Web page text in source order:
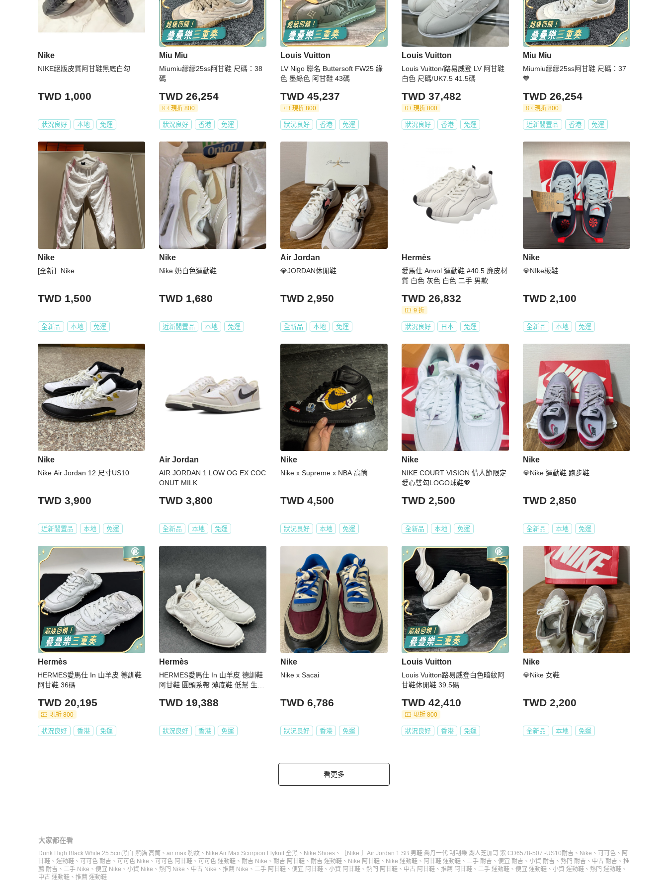
Nike
NIKE絕版皮質阿甘鞋黑底白勾
TWD 1,000
狀況良好 本地 免運
Miu Miu
Miumiu繆繆25ss阿甘鞋 尺碼：38
碼
TWD 26,254
現折 800
狀況良好 香港 免運
Louis Vuitton
LV Nigo 聯名 Buttersoft FW25 綠
色 墨綠色 阿甘鞋 43碼
TWD 45,237
現折 800
狀況良好 香港 免運
Louis Vuitton
Louis Vuitton/路易威登 LV 阿甘鞋
白色 尺碼/UK7.5 41.5碼
TWD 37,482
現折 800
狀況良好 香港 免運
Miu Miu
Miumiu繆繆25ss阿甘鞋 尺碼：37
🧡
TWD 26,254
現折 800
近新閒置品 香港 免運
Nike
[全新］Nike
TWD 1,500
全新品 本地 免運
Nike
Nike 奶白色運動鞋
TWD 1,680
近新閒置品 本地 免運
Air Jordan
💎JORDAN休閒鞋
TWD 2,950
全新品 本地 免運
Hermès
愛馬仕 Anvol 運動鞋 #40.5 麂皮材
質 白色 灰色 白色 二手 男款
TWD 26,832
9 折
狀況良好 日本 免運
Nike
💎NIke板鞋
TWD 2,100
全新品 本地 免運
Nike
Nike Air Jordan 12 尺寸US10
TWD 3,900
近新閒置品 本地 免運
Air Jordan
AIR JORDAN 1 LOW OG EX COC
ONUT MILK
TWD 3,800
全新品 本地 免運
Nike
Nike x Supreme x NBA 高筒
TWD 4,500
狀況良好 本地 免運
Nike
NIKE COURT VISION 情人節限定
愛心雙勾LOGO球鞋💖
TWD 2,500
全新品 本地 免運
Nike
💎Nike 運動鞋 跑步鞋
TWD 2,850
全新品 本地 免運
Hermès
HERMES愛馬仕 In 山羊皮 德訓鞋
阿甘鞋 36碼
TWD 20,195
現折 800
狀況良好 香港 免運
Hermès
HERMES愛馬仕 In 山羊皮 德訓鞋
阿甘鞋 圓頭系帶 薄底鞋 低幫 生活
TWD 19,388
狀況良好 香港 免運
Nike
Nike x Sacai
TWD 6,786
狀況良好 香港 免運
Louis Vuitton
Louis Vuitton路易威登白色暗紋阿
甘鞋休閒鞋 39.5碼
TWD 42,410
現折 800
狀況良好 香港 免運
Nike
💎Nike 女鞋
TWD 2,200
全新品 本地 免運
看更多
大家都在看
Dunk High Black White 25.5cm黑白 熊貓 高筒 、 air max 豹紋 、 Nike Air Max Scorpion Flyknit 全黑 、 Nike Shoes 、 ［Nike ］Air Jordan 1 SB 男鞋 喬丹一代 刮刮樂 湖人芝加哥 紫 CD6578-507 -US10耐吉 、 Nike 、 可可色 、 阿
甘鞋 、 運動鞋 、 可可色 耐吉 、 可可色 Nike 、 可可色 阿甘鞋 、 可可色 運動鞋 、 耐吉 Nike 、 耐吉 阿甘鞋 、 耐吉 運動鞋 、 Nike 阿甘鞋 、 Nike 運動鞋 、 阿甘鞋 運動鞋 、 二手 耐吉 、 便宜 耐吉 、 小資 耐吉 、 熱門 耐吉 、 中古 耐吉 、 推
薦 耐吉 、 二手 Nike 、 便宜 Nike 、 小資 Nike 、 熱門 Nike 、 中古 Nike 、 推薦 Nike 、 二手 阿甘鞋 、 便宜 阿甘鞋 、 小資 阿甘鞋 、 熱門 阿甘鞋 、 中古 阿甘鞋 、 推薦 阿甘鞋 、 二手 運動鞋 、 便宜 運動鞋 、 小資 運動鞋 、 熱門 運動鞋 、
中古 運動鞋 、 推薦 運動鞋